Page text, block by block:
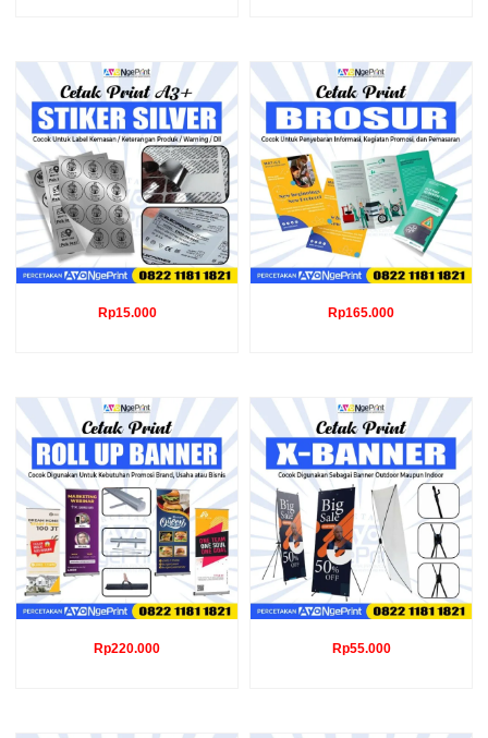
Rp15.000 Rp165.000
Rp220.000 Rp55.000